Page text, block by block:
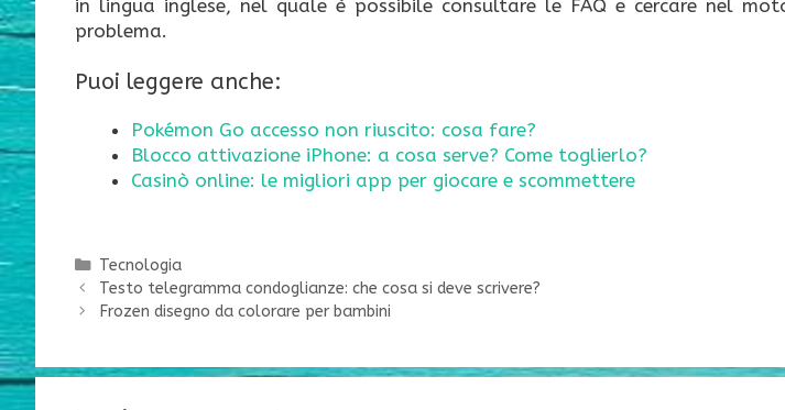
in lingua inglese, nel quale è possibile consultare le FAQ e cercare nel
problema.
Puoi leggere anche:
Pokémon Go accesso non riuscito: cosa fare?
Blocco attivazione iPhone: a cosa serve? Come toglierlo?
Casinò online: le migliori app per giocare e scommettere
Categorie
Tecnologia
Testo telegramma condoglianze: che cosa si deve scrivere?
Frozen disegno da colorare per bambini